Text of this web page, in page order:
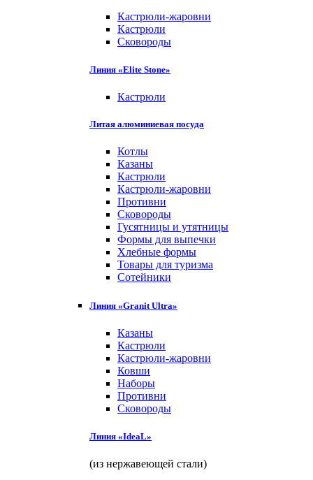
Кастрюли-жаровни
Кастрюли
Сковороды
Линия «Elite Stone»
Кастрюли
Литая алюминиевая посуда
Котлы
Казаны
Кастрюли
Кастрюли-жаровни
Противни
Сковороды
Гусятницы и утятницы
Формы для выпечки
Хлебные формы
Товары для туризма
Сотейники
Линия «Granit Ultra»
Казаны
Кастрюли
Кастрюли-жаровни
Ковши
Наборы
Противни
Сковороды
Линия «IdeaL»
(из нержавеющей стали)